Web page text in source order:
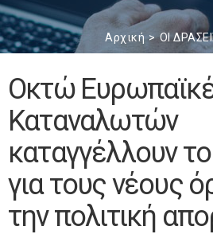
Αρχική ΟΙ
Οκτώ
Καταναλωτών
καταγγέλλουν
για τους νέους
την πολιτική